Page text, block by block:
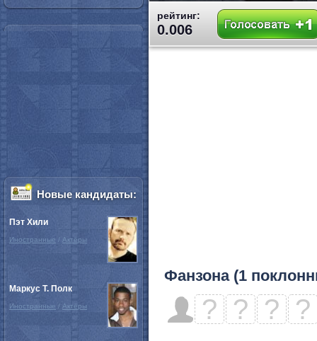
рейтинг:
0.006
Фанзона (1
? ? ? ?
Новые кандидаты:
Пэт Хили
Иностранные / Актёры
Маркус Т. Полк
Иностранные / Актёры